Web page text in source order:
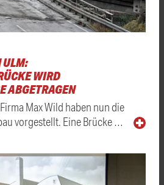
ULM:
WIRD S
Max Wild haben nun die
vorgestellt. Eine Brücke …